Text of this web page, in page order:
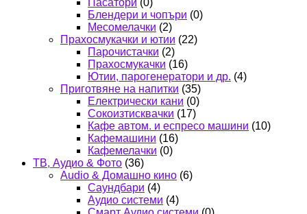
Пасатори (0)
Блендери и чопъри (0)
Месомелачки (2)
Прахосмукачки и ютии (22)
Парочистачки (2)
Прахосмукачки (16)
Ютии, парогенератори и др. (4)
Приготвяне на напитки (35)
Електрически кани (0)
Сокоизтисквачки (17)
Кафе автом. и еспресо машини (10)
Кафемашини (16)
Кафемелачки (0)
ТВ, Аудио & Фото (36)
Audio & Домашно кино (6)
Саундбари (4)
Аудио системи (4)